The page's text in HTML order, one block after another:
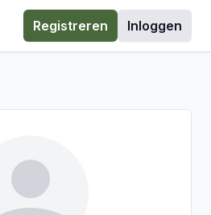
Registreren Inloggen